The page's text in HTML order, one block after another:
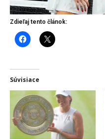
Zdieľaj tento článok:
Súvisiace